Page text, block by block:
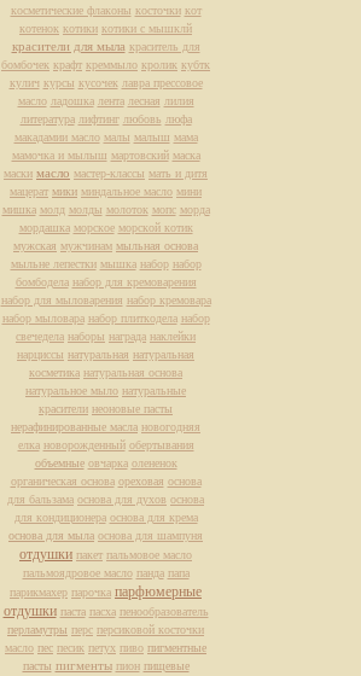
косметические флаконы косточки кот
котенок котики котики с мышклй
красители для мыла краситель для
бомбочек крафт креммыло кролик кубтк
кулич курсы кусочек лавра прессовое
масло ладошка лента лесная лилия
литература лифтинг любовь люфа
макадамии масло малы малыш мама
мамочка и мылыш мартовский маска
маски масло мастер-классы мать и дитя
мацерат мики миндальное масло мини
мишка молд молды молоток мопс морда
мордашка морское морской котик
мужская мужчинам мыльная основа
мыльне лепестки мышка набор набор
бомбодела набор для кремоварения
набор для мыловарения набор кремовара
набор мыловара набор плиткодела набор
свечедела наборы награда наклейки
нарциссы натуральная натуральная
косметика натуральная основа
натуральное мыло натуральные
красители неоновые пасты
нерафинированные масла новогодняя
елка новорожденный обертывания
объемные овчарка олененок
органическая основа ореховая основа
для бальзама основа для духов основа
для кондиционера основа для крема
основа для мыла основа для шампуня
отдушки пакет пальмовое масло
пальмоядровое масло панда папа
парикмахер парочка парфюмерные
отдушки паста пасха пенообразователь
перламутры перс персиковой косточки
масло пес песик петух пиво пигментные
пасты пигменты пион пищевые